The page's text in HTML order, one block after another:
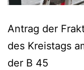
Antrag der
des Kreistags
der B 45